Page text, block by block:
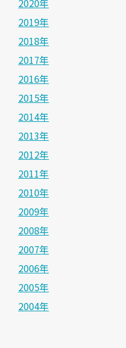
2020年
2019年
2018年
2017年
2016年
2015年
2014年
2013年
2012年
2011年
2010年
2009年
2008年
2007年
2006年
2005年
2004年